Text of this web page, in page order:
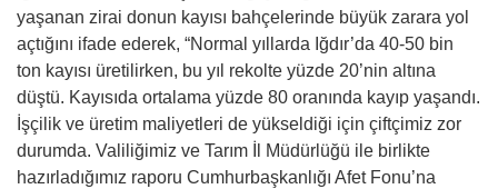
yaşanan zirai donun kayısı bahçelerinde büyük zarara yol
açtığını ifade ederek, “Normal yıllarda Iğdır’da 40-50 bin
ton kayısı üretilirken, bu yıl rekolte yüzde 20’nin altına
düştü. Kayısıda ortalama yüzde 80 oranında kayıp yaşandı.
İşçilik ve üretim maliyetleri de yükseldiği için çiftçimiz zor
durumda. Valiliğimiz ve Tarım İl Müdürlüğü ile birlikte
hazırladığımız raporu Cumhurbaşkanlığı Afet Fonu’na